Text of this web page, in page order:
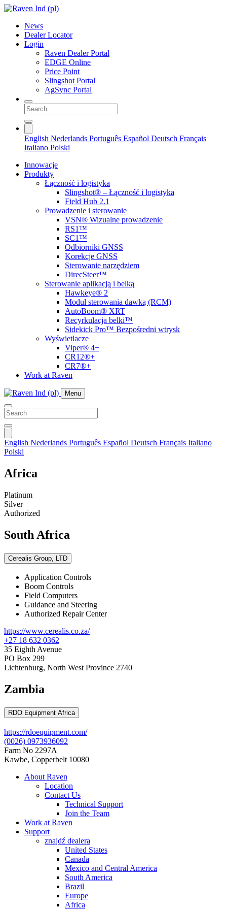
News
Dealer Locator
Login
Raven Dealer Portal
EDGE Online
Price Point
Slingshot Portal
AgSync Portal
English Nederlands Português Español Deutsch Français
Italiano Polski
Innowacje
Produkty
Łączność i logistyka
Slingshot® – Łączność i logistyka
Field Hub 2.1
Prowadzenie i sterowanie
VSN® Wizualne prowadzenie
RS1™
SC1™
Odbiorniki GNSS
Korekcje GNSS
Sterowanie narzędziem
DirecSteer™
Sterowanie aplikacją i belką
Hawkeye® 2
Moduł sterowania dawką (RCM)
AutoBoom® XRT
Recyrkulacja belki™
Sidekick Pro™ Bezpośredni wtrysk
Wyświetlacze
Viper® 4+
CR12®+
CR7®+
Work at Raven
Menu
English Nederlands Português Español Deutsch Français Italiano
Polski
Africa
Platinum
Silver
Authorized
South Africa
Cerealis Group, LTD
Application Controls
Boom Controls
Field Computers
Guidance and Steering
Authorized Repair Center
https://www.cerealis.co.za/
+27 18 632 0362
35 Eighth Avenue
PO Box 299
Lichtenburg, North West Province 2740
Zambia
RDO Equipment Africa
https://rdoequipment.com/
(0026) 0973936092
Farm No 2297A
Kawbe, Copperbelt 10080
About Raven
Location
Contact Us
Technical Support
Join the Team
Work at Raven
Support
znajdź dealera
United States
Canada
Mexico and Central America
South America
Brazil
Europe
Africa